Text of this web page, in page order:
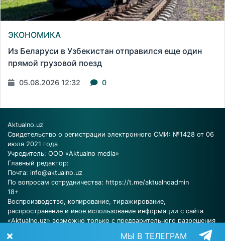
ЭКОНОМИКА
Из Беларуси в Узбекистан отправился еще один
прямой грузовой поезд
05.08.2026 12:32 0
Aktualno.uz
Свидетельство о регистрации электронного СМИ: №1428 от 06
июля 2021 года
Учредитель: ООО «Aktualno media»
Главный редактор:
Почта: info@aktualno.uz
По вопросам сотрудничества: https://t.me/aktualnoadmin
18+
Воспроизводство, копирование, тиражирование,
распространение и иное использование информации с сайта
«Aktualno.uz» возможно только с предварительного разрешения
МЫ В ТЕЛЕГРАМ